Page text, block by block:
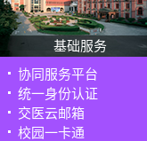
协同服务平台
统一身份认证
交医云邮箱
校园一卡通
基础服务